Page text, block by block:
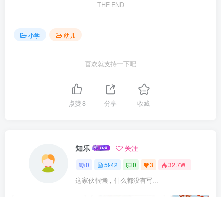
THE END
小学 幼儿
喜欢就支持一下吧
点赞8 分享 收藏
知乐 关注
0 5942 0 3 32.7W+
这家伙很懒，什么都没有写...